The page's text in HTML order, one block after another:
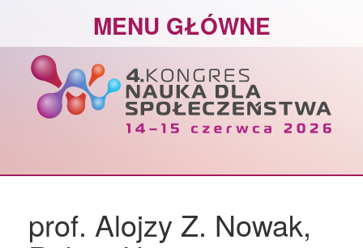
content
MENU GŁÓWNE
prof. Alojzy Z. Nowak,